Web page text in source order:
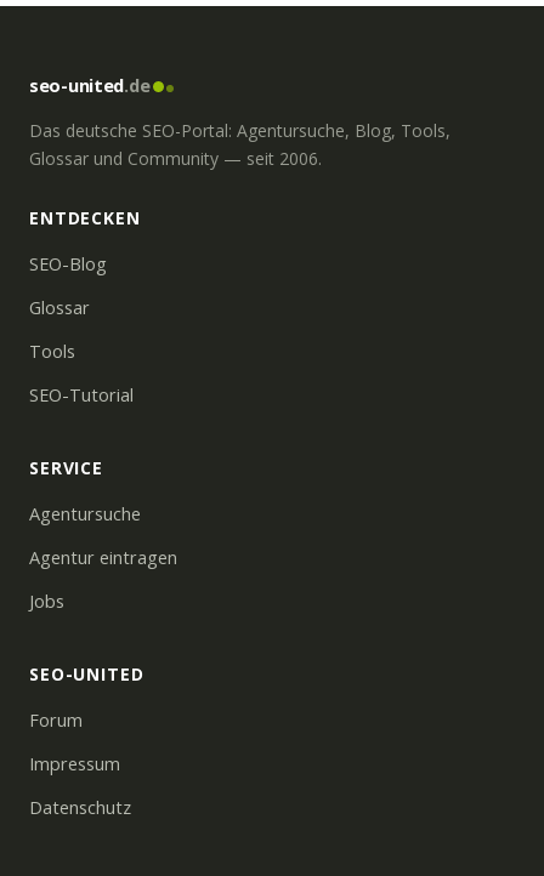
seo-united.de
Das deutsche SEO-Portal: Agentursuche, Blog, Tools,
Glossar und Community — seit 2006.
ENTDECKEN
SEO-Blog
Glossar
Tools
SEO-Tutorial
SERVICE
Agentursuche
Agentur eintragen
Jobs
SEO-UNITED
Forum
Impressum
Datenschutz